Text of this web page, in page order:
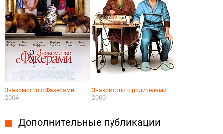
Знакомство с Факерами
2004
Знакомство с родителями
2000
Дополнительные публикации